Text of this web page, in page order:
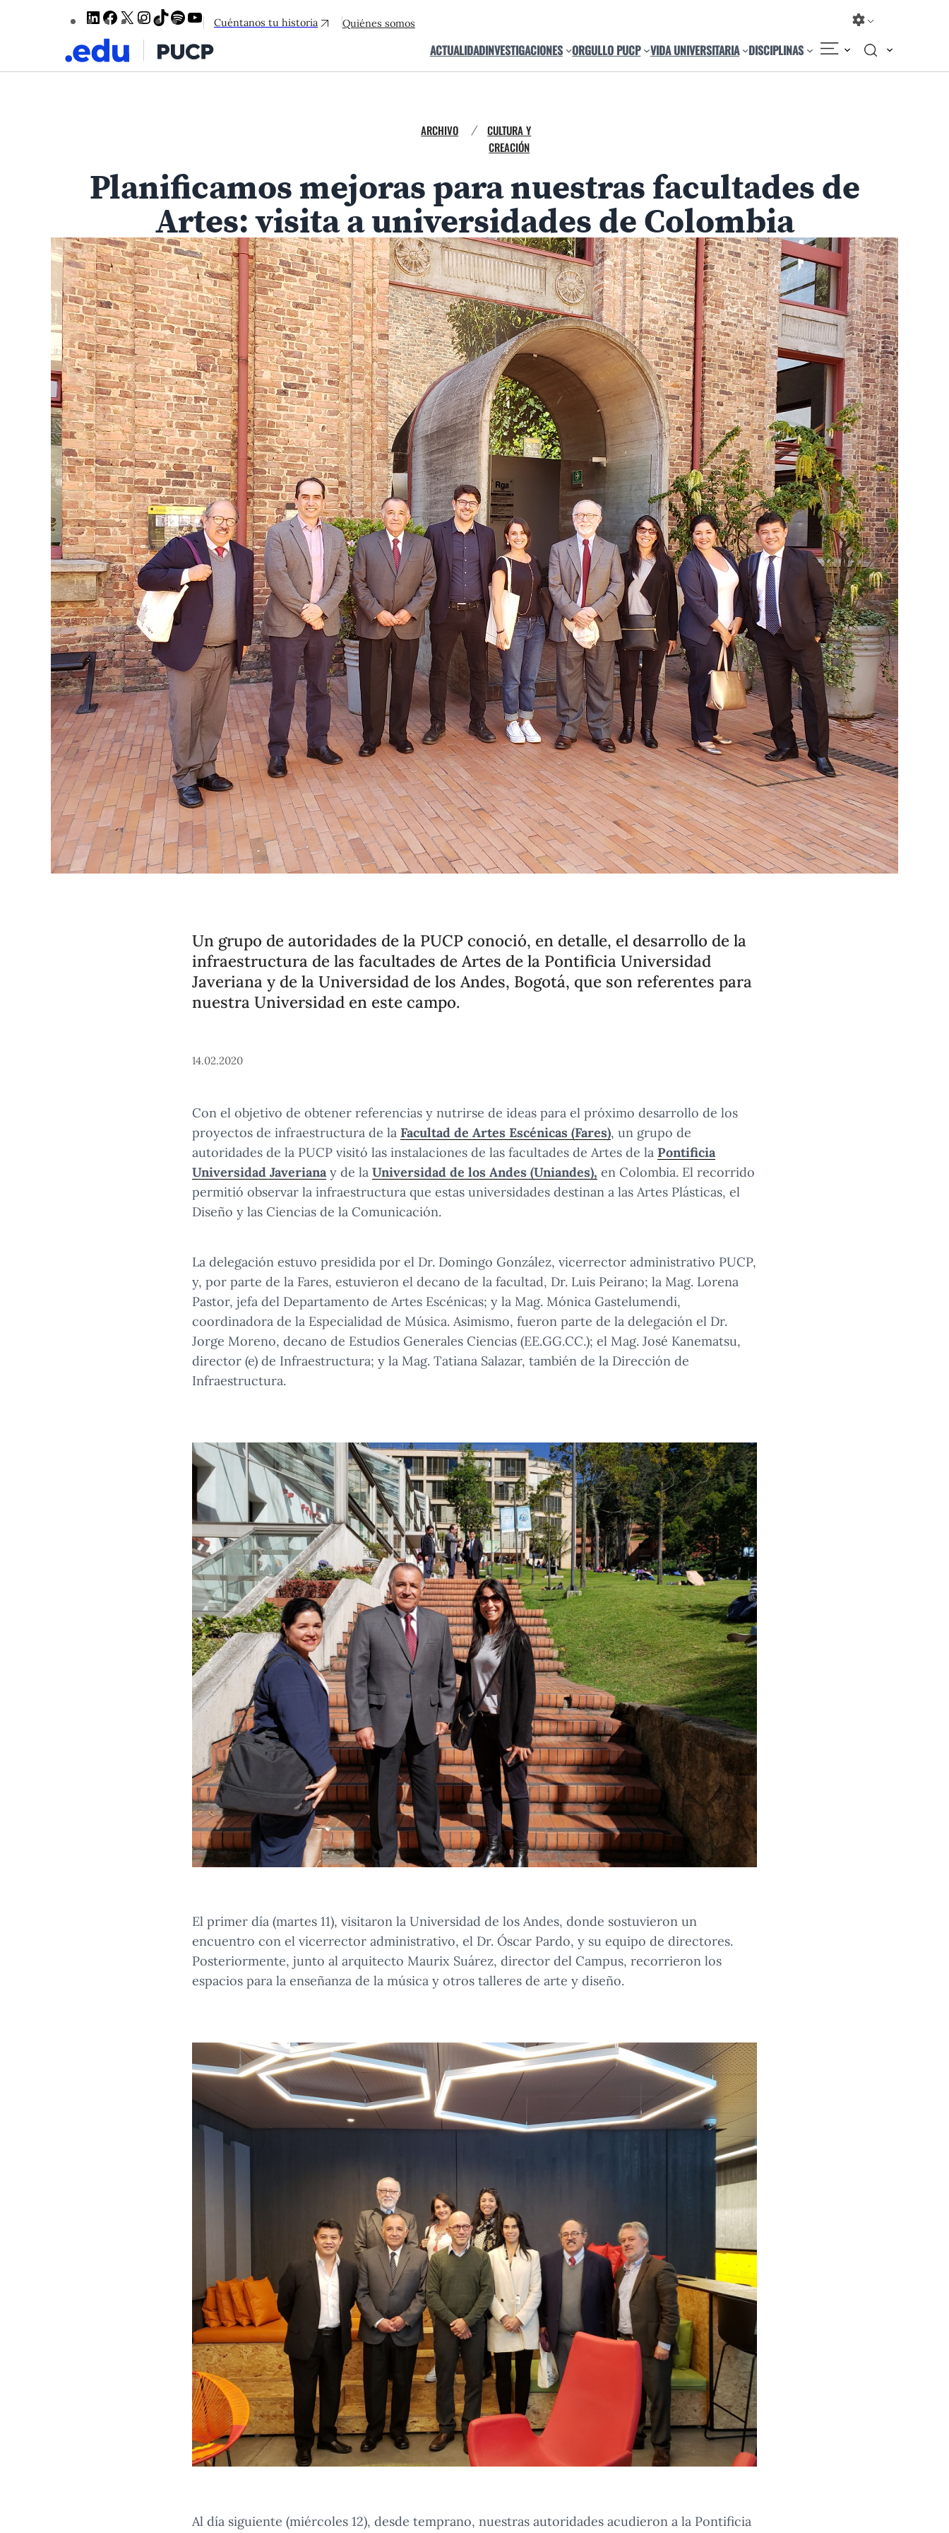
LinkedIn
Facebook
X Instagram
TikTok
Spotify
YouTube
Cuéntanos tu historia Quiénes somos
ACTUALIDADINVESTIGACIONES ORGULLO PUCP VIDA UNIVERSITARIA DISCIPLINAS
ARCHIVO /
CULTURA Y
CREACIÓN
Planificamos mejoras para nuestras facultades de
Artes: visita a universidades de Colombia
Un grupo de autoridades de la PUCP conoció, en detalle, el desarrollo de la
infraestructura de las facultades de Artes de la Pontificia Universidad
Javeriana y de la Universidad de los Andes, Bogotá, que son referentes para
nuestra Universidad en este campo.
14.02.2020
Con el objetivo de obtener referencias y nutrirse de ideas para el próximo desarrollo de los
proyectos de infraestructura de la Facultad de Artes Escénicas (Fares), un grupo de
autoridades de la PUCP visitó las instalaciones de las facultades de Artes de la Pontificia
Universidad Javerianay de la Universidad de los Andes (Uniandes), en Colombia. El recorrido
permitió observar la infraestructura que estas universidades destinan a las Artes Plásticas, el
Diseño y las Ciencias de la Comunicación.
La delegación estuvo presidida por el Dr. Domingo González, vicerrector administrativo PUCP,
y, por parte de la Fares, estuvieron el decano de la facultad, Dr. Luis Peirano; la Mag. Lorena
Pastor, jefa del Departamento de Artes Escénicas; y la Mag. Mónica Gastelumendi,
coordinadora de la Especialidad de Música. Asimismo, fueron parte de la delegación el Dr.
Jorge Moreno, decano de Estudios Generales Ciencias (EE.GG.CC.); el Mag. José Kanematsu,
director (e) de Infraestructura; y la Mag. Tatiana Salazar, también de la Dirección de
Infraestructura.
El primer día (martes 11), visitaron la Universidad de los Andes, donde sostuvieron un
encuentro con el vicerrector administrativo, el Dr. Óscar Pardo, y su equipo de directores.
Posteriormente, junto al arquitecto Maurix Suárez, director del Campus, recorrieron los
espacios para la enseñanza de la música y otros talleres de arte y diseño.
Al día siguiente (miércoles 12), desde temprano, nuestras autoridades acudieron a la Pontificia